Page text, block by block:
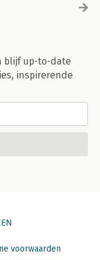
blijf up-to-date
inspirerende
voorwaarden